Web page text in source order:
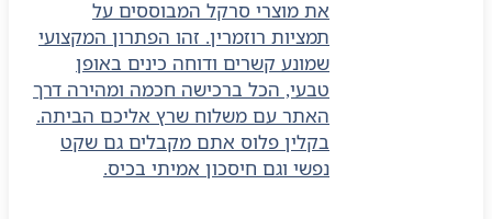
את מוצרי סרקל המבוססים על
תמציות רוזמרין. זהו הפתרון המקצועי
שמונע קשרים ודוחה כינים באופן
טבעי, הכל ברכישה חכמה ומהירה דרך
האתר עם משלוח שרץ אליכם הביתה.
בקלין פלוס אתם מקבלים גם שקט
נפשי וגם חיסכון אמיתי בכיס.